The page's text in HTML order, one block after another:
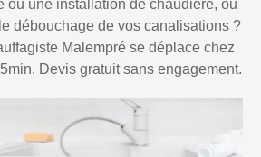
ou une installation de chaudière, ou
débouchage de vos canalisations ?
Malempré se déplace chez
Devis gratuit sans engagement.